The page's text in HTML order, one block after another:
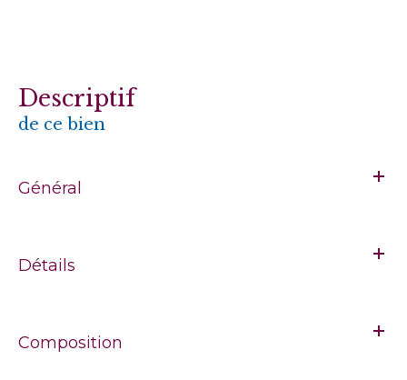
descriptif
de ce bien
Général
Détails
Composition